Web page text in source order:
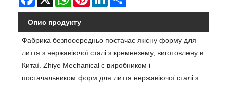
Опис продукту
Фабрика безпосередньо постачає якісну форму для
лиття з нержавіючої сталі з кремнезему, виготовлену в
Китаї. Zhiye Mechanical є виробником і
постачальником форм для лиття нержавіючої сталі з